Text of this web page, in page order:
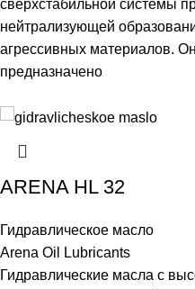
сверхстабильной системы
нейтрализующей
агрессивных материалов.
предназначено
ARENA HL 32
Гидравлическое масло
Arena Oil Lubricants
Гидравлические масла c